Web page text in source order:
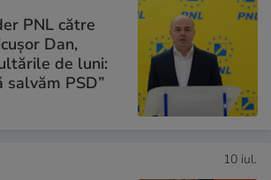
PNL către
Dan,
de luni:
salvăm PSD”
10 iul.